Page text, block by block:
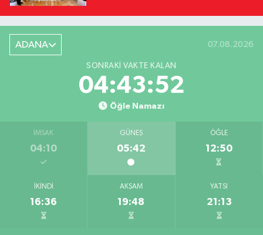
ADANA 07.08.2026
SONRAKI VAKTE KALAN
04:43:50
Öğle Namazı
İMSAK
04:10
GÜNEŞ
05:42
ÖĞLE
12:50
İKINDI
16:36
AKŞAM
19:48
YATSI
21:13